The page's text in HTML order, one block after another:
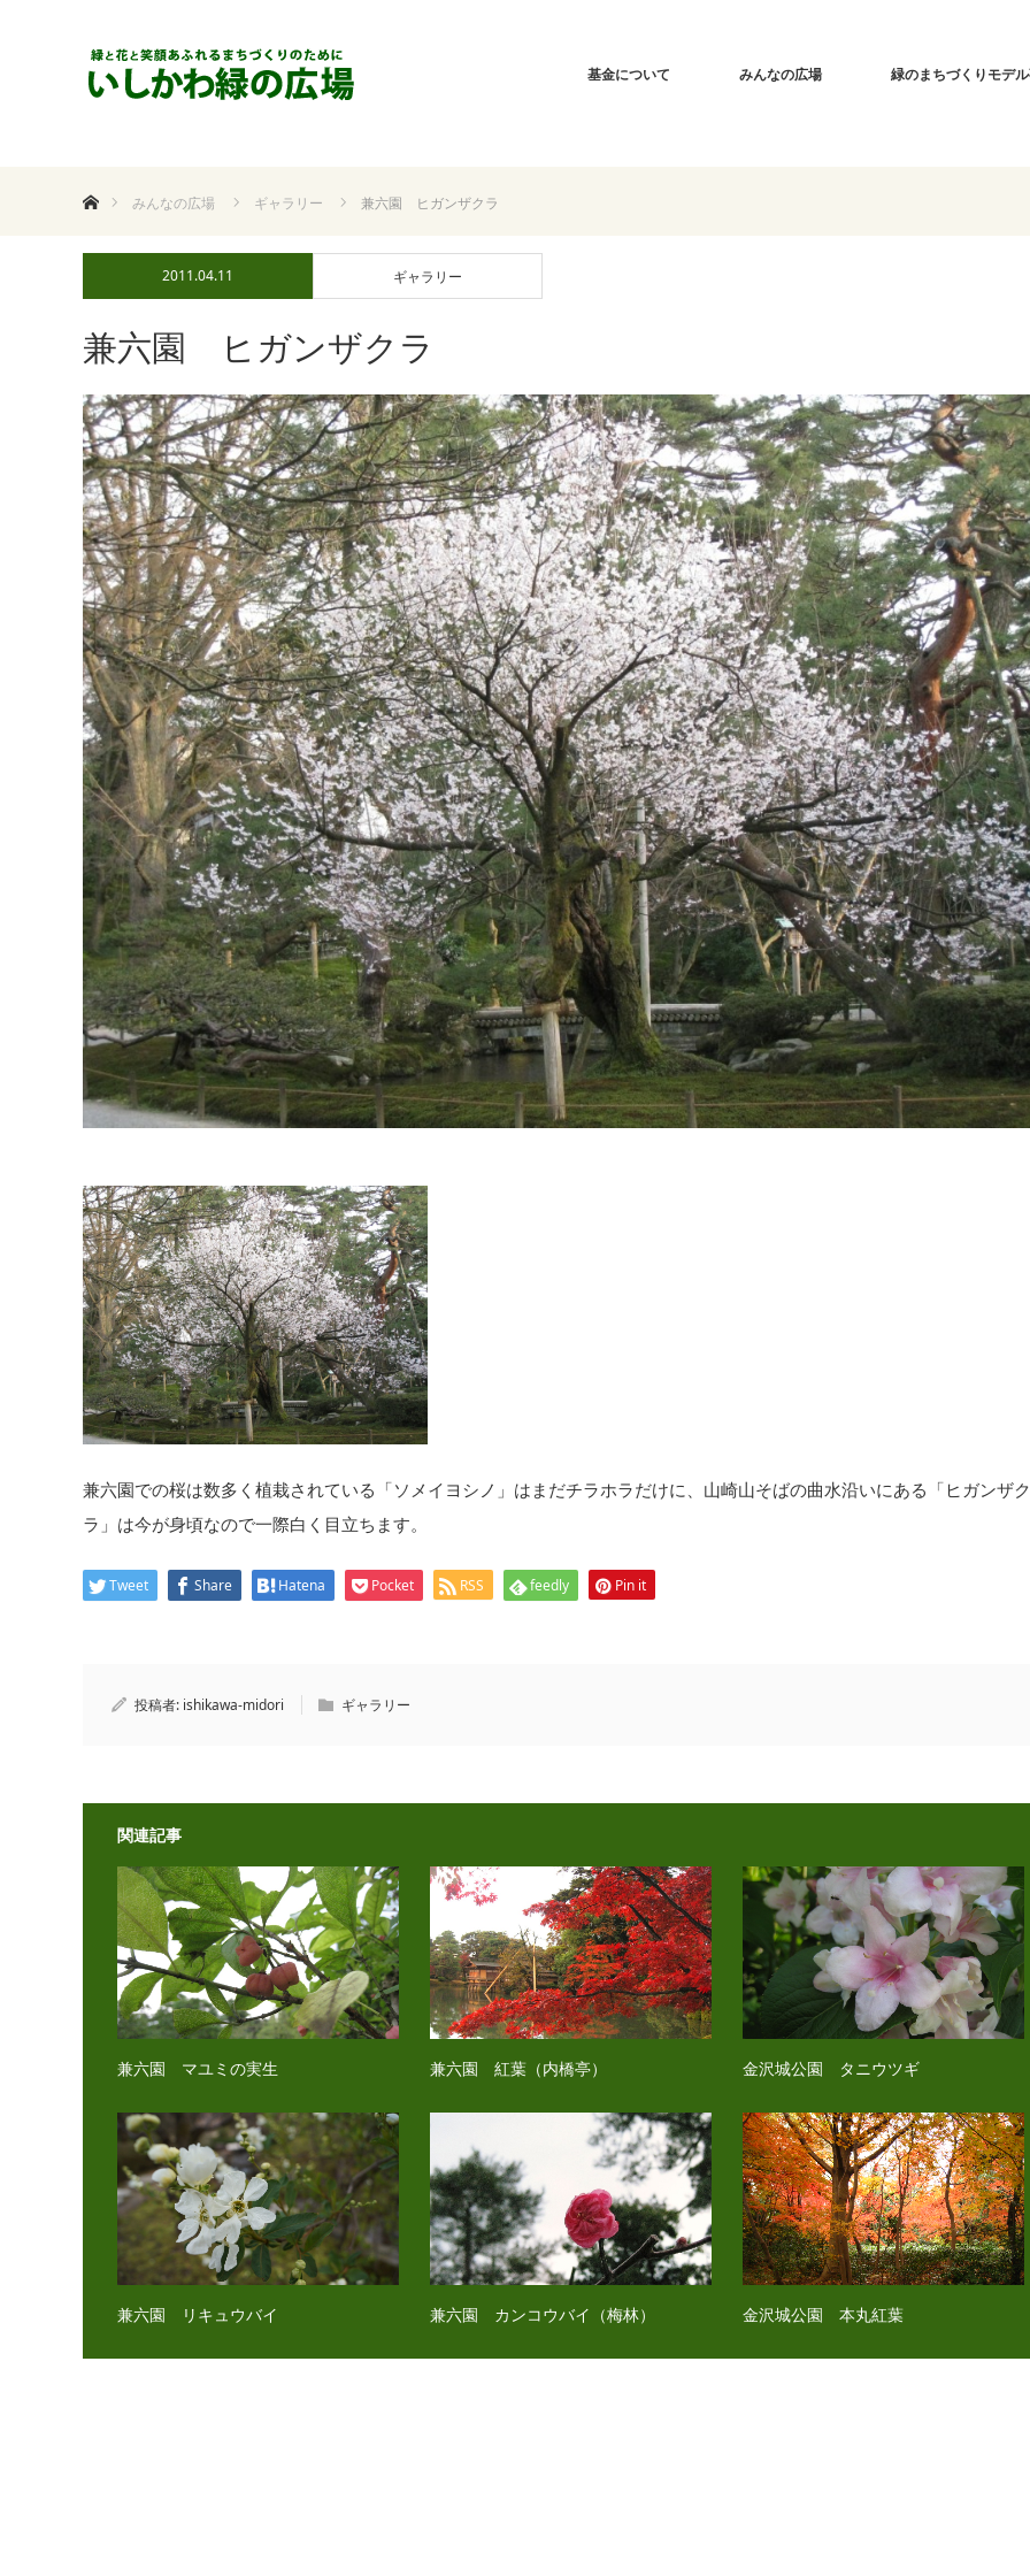
基金について みんなの広場 緑のまちづくりモデ
みんなの広場
ギャラリー 兼六園 ヒガンザクラ
2011.04.11 ギャラリー
兼六園 ヒガンザクラ
兼六園での桜は数多く植栽されている「ソメイヨシノ」はまだチラホラだけに、山崎山そばの曲水沿いにある「ヒガンザク
ラ」は今が身頃なので一際白く目立ちます。
Tweet Share Hatena Pocket RSS feedly Pin it
投稿者: ishikawa-midori ギャラリー
関連記事
兼六園 マユミの実生 兼六園 紅葉（内橋亭） 金沢城公園 タニウツギ
兼六園 リキュウバイ 兼六園 カンコウバイ（梅林） 金沢城公園 本丸紅葉